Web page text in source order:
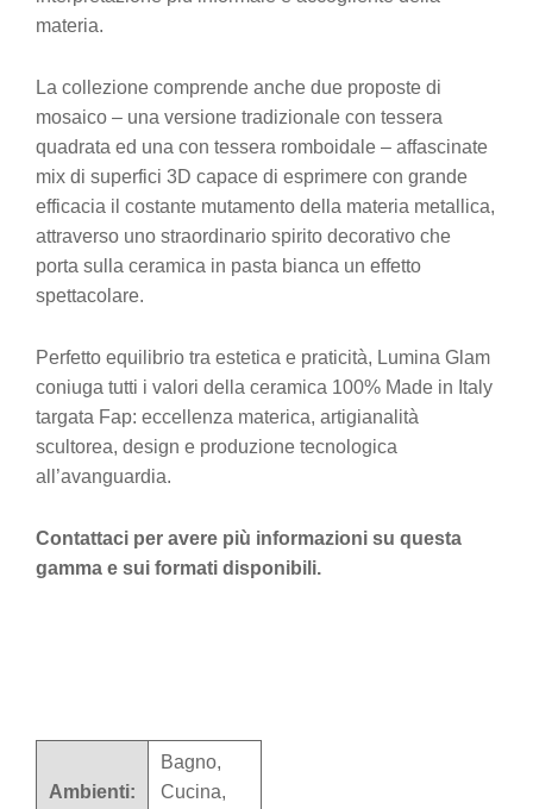
materia.
La collezione comprende anche due proposte di
mosaico – una versione tradizionale con tessera
quadrata ed una con tessera romboidale – affascinate
mix di superfici 3D capace di esprimere con grande
efficacia il costante mutamento della materia metallica,
attraverso uno straordinario spirito decorativo che
porta sulla ceramica in pasta bianca un effetto
spettacolare.
Perfetto equilibrio tra estetica e praticità, Lumina Glam
coniuga tutti i valori della ceramica 100% Made in Italy
targata Fap: eccellenza materica, artigianalità
scultorea, design e produzione tecnologica
all’avanguardia.
Contattaci per avere più informazioni su questa
gamma e sui formati disponibili.
Ambienti:
Bagno,
Cucina,